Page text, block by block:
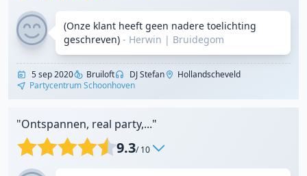
(Onze klant heeft geen nadere toelichting
geschreven) - Herwin | Bruidegom
5 sep 2020 Bruiloft DJ Stefan
Hollandscheveld
Partycentrum Schoonhoven
"Ontspannen, real party,..."
9.3/ 10